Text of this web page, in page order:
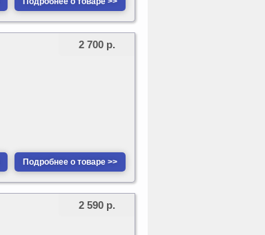
Подробнее о товаре >>
2 700 р.
2 590 р.